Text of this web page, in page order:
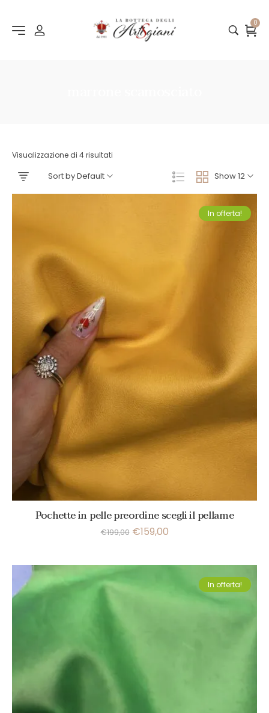
0
Visualizzazione di 4 risultati
Show 12
Sort by Default
In offerta!
Pochette in pelle preordine scegli il pellame
€199,00 €159,00
In offerta!